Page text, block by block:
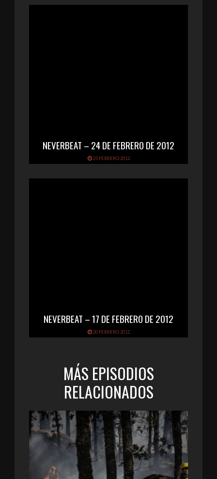
NEVERBEAT – 24 DE FEBRERO DE 2012
25 FEBRERO 2012
NEVERBEAT – 17 DE FEBRERO DE 2012
20 FEBRERO 2012
MÁS EPISODIOS
RELACIONADOS